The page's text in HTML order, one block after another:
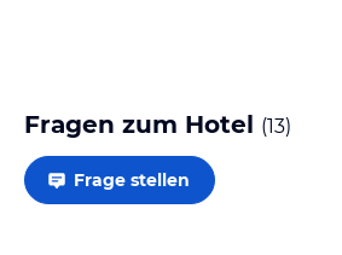
Fragen zum Hotel (13)
Frage stellen